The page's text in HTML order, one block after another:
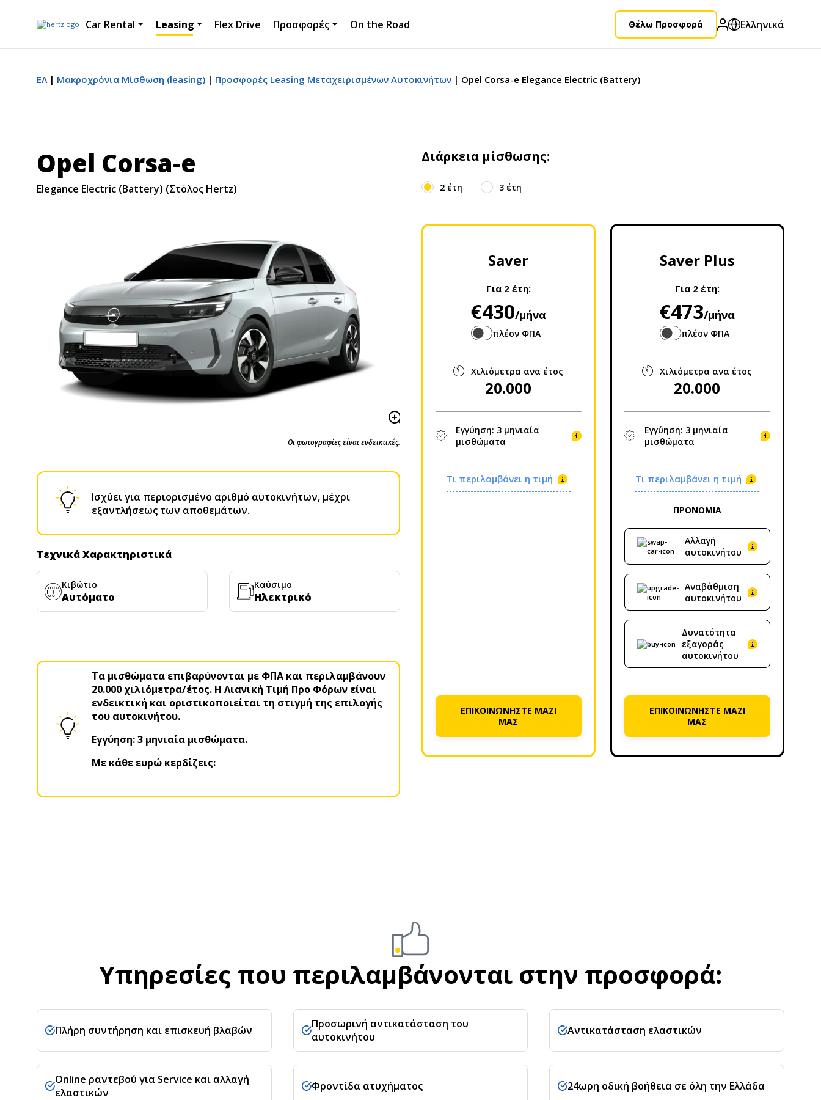
Car Rental Leasing Flex Drive Προσφορές On the Road Θέλω Προσφορά Ελληνικά
ΕΛ Μακροχρόνια Μίσθωση (leasing) Προσφορές Leasing Μεταχειρισμένων Αυτοκινήτων Opel Corsa-e Elegance Electric (Battery)
Opel Corsa-e
Elegance Electric (Battery) (Στόλος Hertz)
Οι φωτογραφίες είναι ενδεικτικές.
Ισχύει για περιορισμένο αριθμό αυτοκινήτων, μέχρι
εξαντλήσεως των αποθεμάτων.
Τεχνικά Χαρακτηριστικά
Κιβώτιο
Αυτόματο
Καύσιμο
Ηλεκτρικό
Τα μισθώματα επιβαρύνονται με ΦΠΑ και περιλαμβάνουν
20.000 χιλιόμετρα/έτος. Η Λιανική Τιμή Προ Φόρων είναι
ενδεικτική και οριστικοποιείται τη στιγμή της επιλογής
του αυτοκινήτου.
Εγγύηση: 3 μηνιαία μισθώματα.
Με κάθε ευρώ κερδίζεις:
Διάρκεια μίσθωσης:
2 έτη 3 έτη
Saver
Για 2 έτη:
€430/μήνα
πλέον ΦΠΑ
Χιλιόμετρα ανα έτος
20.000
Εγγύηση: 3 μηνιαία
μισθώματα
Τι περιλαμβάνει η τιμή
ΕΠΙΚΟΙΝΩΝΗΣΤΕ ΜΑΖΙ
ΜΑΣ
Saver Plus
Για 2 έτη:
€473/μήνα
πλέον ΦΠΑ
Χιλιόμετρα ανα έτος
20.000
Εγγύηση: 3 μηνιαία
μισθώματα
Τι περιλαμβάνει η τιμή
ΠΡΟΝΟΜΙΑ
Αλλαγή
αυτοκινήτου
Αναβάθμιση
αυτοκινήτου
Δυνατότητα
εξαγοράς
αυτοκινήτου
ΕΠΙΚΟΙΝΩΝΗΣΤΕ ΜΑΖΙ
ΜΑΣ
Υπηρεσίες που περιλαμβάνονται στην προσφορά:
Πλήρη συντήρηση και επισκευή βλαβών
Προσωρινή αντικατάσταση του
αυτοκινήτου
Αντικατάσταση ελαστικών
Online ραντεβού για Service και αλλαγή
ελαστικών
Φροντίδα ατυχήματος 24ωρη οδική βοήθεια σε όλη την Ελλάδα